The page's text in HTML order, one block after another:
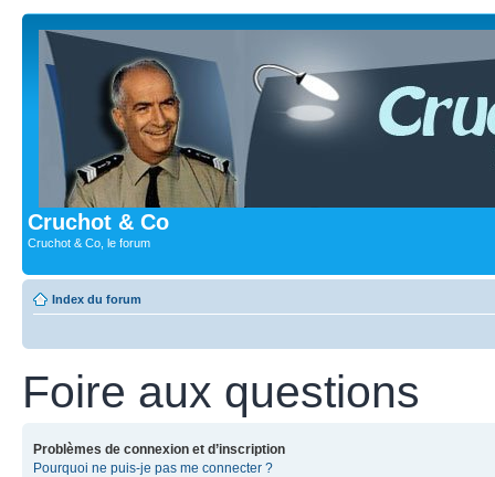
Cruchot & Co
Cruchot & Co, le forum
Index du forum
Foire aux questions
Problèmes de connexion et d’inscription
Pourquoi ne puis-je pas me connecter ?